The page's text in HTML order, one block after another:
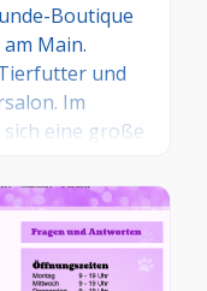
Boutique
Main.
und
Im
eine große
über
alles dabei,
werden
Leinen